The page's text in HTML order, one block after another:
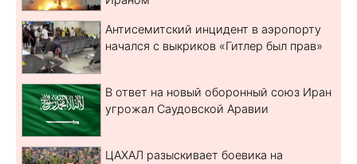
Антисемитский инцидент в аэропорту
начался с выкриков «Гитлер был прав»
В ответ на новый оборонный союз Иран
угрожал Саудовской Аравии
ЦАХАЛ разыскивает боевика на